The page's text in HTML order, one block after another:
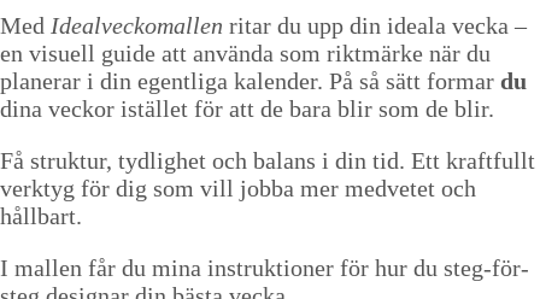
Med Idealveckomallen ritar du upp din ideala vecka –
en visuell guide att använda som riktmärke när du
planerar i din egentliga kalender. På så sätt formar du
dina veckor istället för att de bara blir som de blir.
Få struktur, tydlighet och balans i din tid. Ett kraftfullt
verktyg för dig som vill jobba mer medvetet och
hållbart.
I mallen får du mina instruktioner för hur du steg-för-